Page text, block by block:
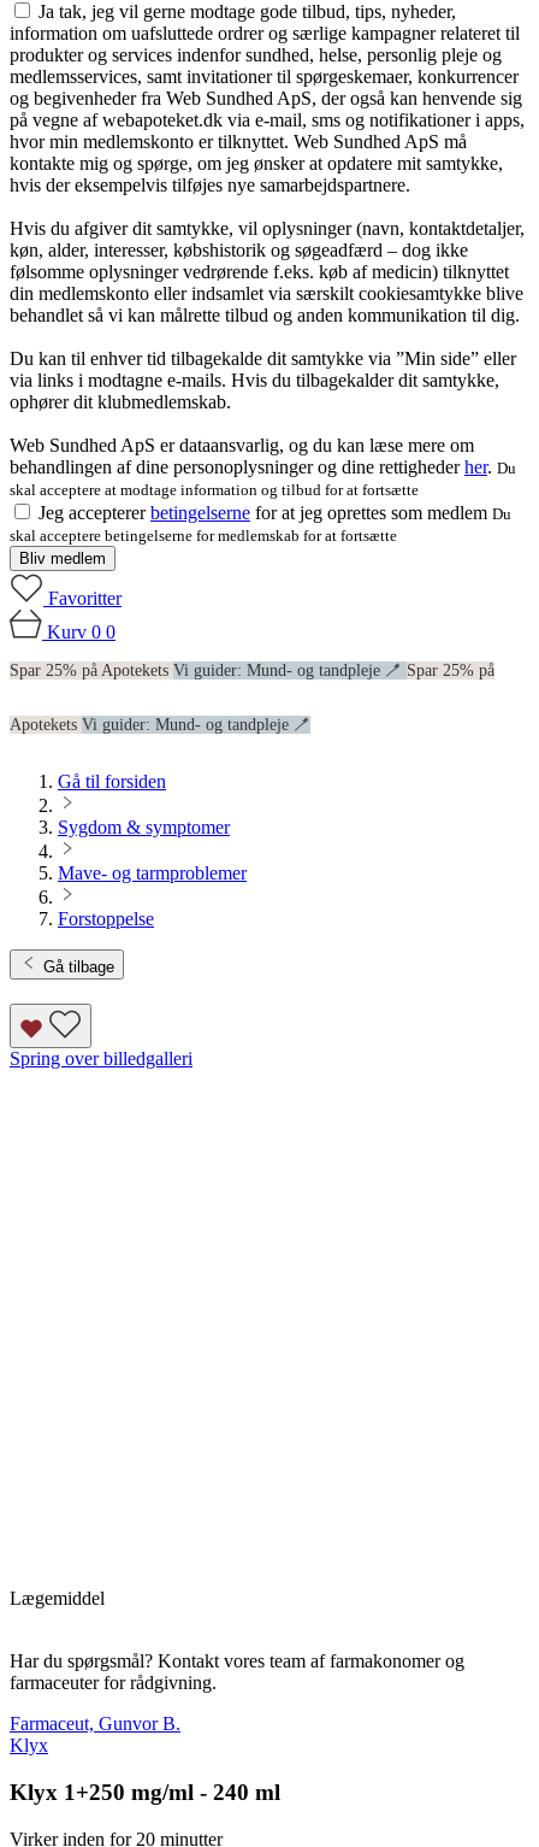
Ja tak, jeg vil gerne modtage gode tilbud, tips, nyheder,
information om uafsluttede ordrer og særlige kampagner relateret til
produkter og services indenfor sundhed, helse, personlig pleje og
medlemsservices, samt invitationer til spørgeskemaer, konkurrencer
og begivenheder fra Web Sundhed ApS, der også kan henvende sig
på vegne af webapoteket.dk via e-mail, sms og notifikationer i apps,
hvor min medlemskonto er tilknyttet. Web Sundhed ApS må
kontakte mig og spørge, om jeg ønsker at opdatere mit samtykke,
hvis der eksempelvis tilføjes nye samarbejdspartnere.
Hvis du afgiver dit samtykke, vil oplysninger (navn, kontaktdetaljer,
køn, alder, interesser, købshistorik og søgeadfærd – dog ikke
følsomme oplysninger vedrørende f.eks. køb af medicin) tilknyttet
din medlemskonto eller indsamlet via særskilt cookiesamtykke blive
behandlet så vi kan målrette tilbud og anden kommunikation til dig.
Du kan til enhver tid tilbagekalde dit samtykke via ”Min side” eller
via links i modtagne e-mails. Hvis du tilbagekalder dit samtykke,
ophører dit klubmedlemskab.
Web Sundhed ApS er dataansvarlig, og du kan læse mere om
behandlingen af dine personoplysninger og dine rettighederher. Du
skal acceptere at modtage information og tilbud for at fortsætte
Jeg acceptererbetingelserne for at jeg oprettes som medlem Du
skal acceptere betingelserne for medlemskab for at fortsætte
Bliv medlem
Favoritter
Kurv 0 0
Spar 25% på Apotekets Vi guider: Mund- og tandpleje 🪥 Spar 25% på
Apotekets Vi guider: Mund- og tandpleje 🪥
Gå til forsiden
Sygdom & symptomer
Mave- og tarmproblemer
Forstoppelse
Gå tilbage
Spring over billedgalleri
Lægemiddel
Har du spørgsmål? Kontakt vores team af farmakonomer og
farmaceuter for rådgivning.
Farmaceut, Gunvor B.
Klyx
Klyx 1+250 mg/ml - 240 ml
Virker inden for 20 minutter